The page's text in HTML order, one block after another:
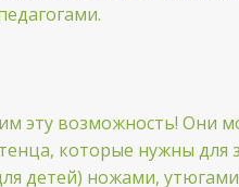
эту возможность! Они
которые нужны для
детей) ножами,